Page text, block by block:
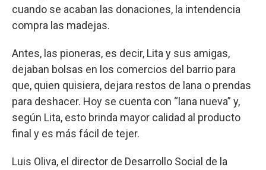
cuando se acaban las donaciones, la intendencia
compra las madejas.
Antes, las pioneras, es decir, Lita y sus amigas,
dejaban bolsas en los comercios del barrio para
que, quien quisiera, dejara restos de lana o prendas
para deshacer. Hoy se cuenta con “lana nueva” y,
según Lita, esto brinda mayor calidad al producto
final y es más fácil de tejer.
Luis Oliva, el director de Desarrollo Social de la